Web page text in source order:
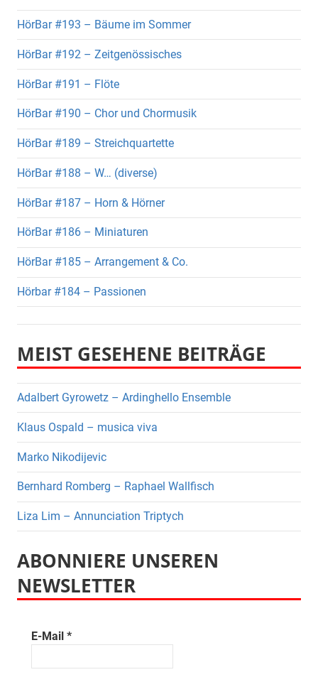
HörBar #193 – Bäume im Sommer
HörBar #192 – Zeitgenössisches
HörBar #191 – Flöte
HörBar #190 – Chor und Chormusik
HörBar #189 – Streichquartette
HörBar #188 – W… (diverse)
HörBar #187 – Horn & Hörner
HörBar #186 – Miniaturen
HörBar #185 – Arrangement & Co.
Hörbar #184 – Passionen
MEIST GESEHENE BEITRÄGE
Adalbert Gyrowetz – Ardinghello Ensemble
Klaus Ospald – musica viva
Marko Nikodijevic
Bernhard Romberg – Raphael Wallfisch
Liza Lim – Annunciation Triptych
ABONNIERE UNSEREN
NEWSLETTER
E-Mail *